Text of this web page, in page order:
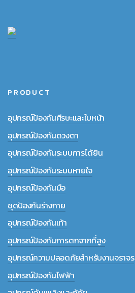
PRODUCT
อุปกรณ์ป้องกันศีรษะและใบหน้า
อุปกรณ์ป้องกันดวงตา
อุปกรณ์ป้องกันระบบการได้ยิน
อุปกรณ์ป้องกันระบบหายใจ
อุปกรณ์ป้องกันมือ
ชุดป้องกันร่างกาย
อุปกรณ์ป้องกันเท้า
อุปกรณ์ป้องกันการตกจากที่สูง
อุปกรณ์ความปลอดภัยสำหรับงานจราจร
อุปกรณ์ป้องกันไฟฟ้า